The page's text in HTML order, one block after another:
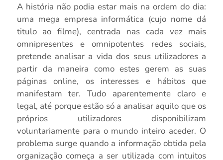
A história não podia estar mais na ordem do dia:
uma mega empresa informática (cujo nome dá
titulo ao filme), centrada nas cada vez mais
omnipresentes e omnipotentes redes sociais,
pretende analisar a vida dos seus utilizadores a
partir da maneira como estes gerem as suas
páginas online, os interesses e hábitos que
manifestam ter. Tudo aparentemente claro e
legal, até porque estão só a analisar aquilo que os
próprios utilizadores disponibilizam
voluntariamente para o mundo inteiro aceder. O
problema surge quando a informação obtida pela
organização começa a ser utilizada com intuitos